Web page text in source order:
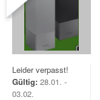
Leider verpasst!
Gültig: 28.01. -
03.02.